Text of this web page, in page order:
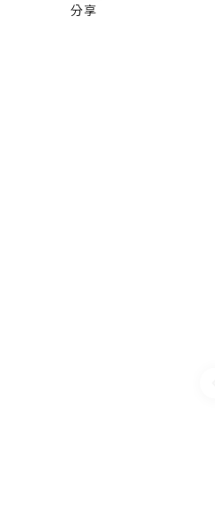
分享